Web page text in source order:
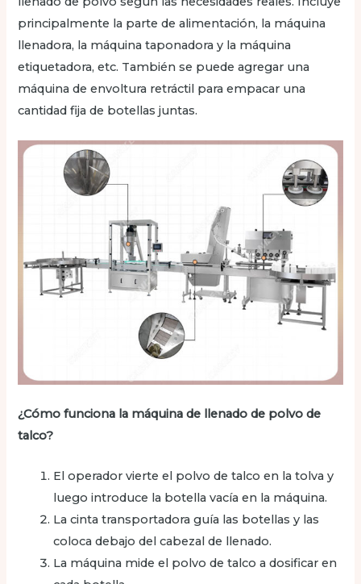
principalmente la parte de alimentación, la máquina
llenadora, la máquina taponadora y la máquina
etiquetadora, etc. También se puede agregar una
máquina de envoltura retráctil para empacar una
cantidad fija de botellas juntas.
¿Cómo funciona la máquina de llenado de polvo de
talco?
El operador vierte el polvo de talco en la tolva y
luego introduce la botella vacía en la máquina.
La cinta transportadora guía las botellas y las
coloca debajo del cabezal de llenado.
La máquina mide el polvo de talco a dosificar en